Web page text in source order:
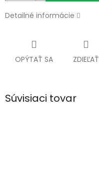
Detailné informácie
OPÝTAŤ SA ZDIEĽAŤ
Súvisiaci tovar